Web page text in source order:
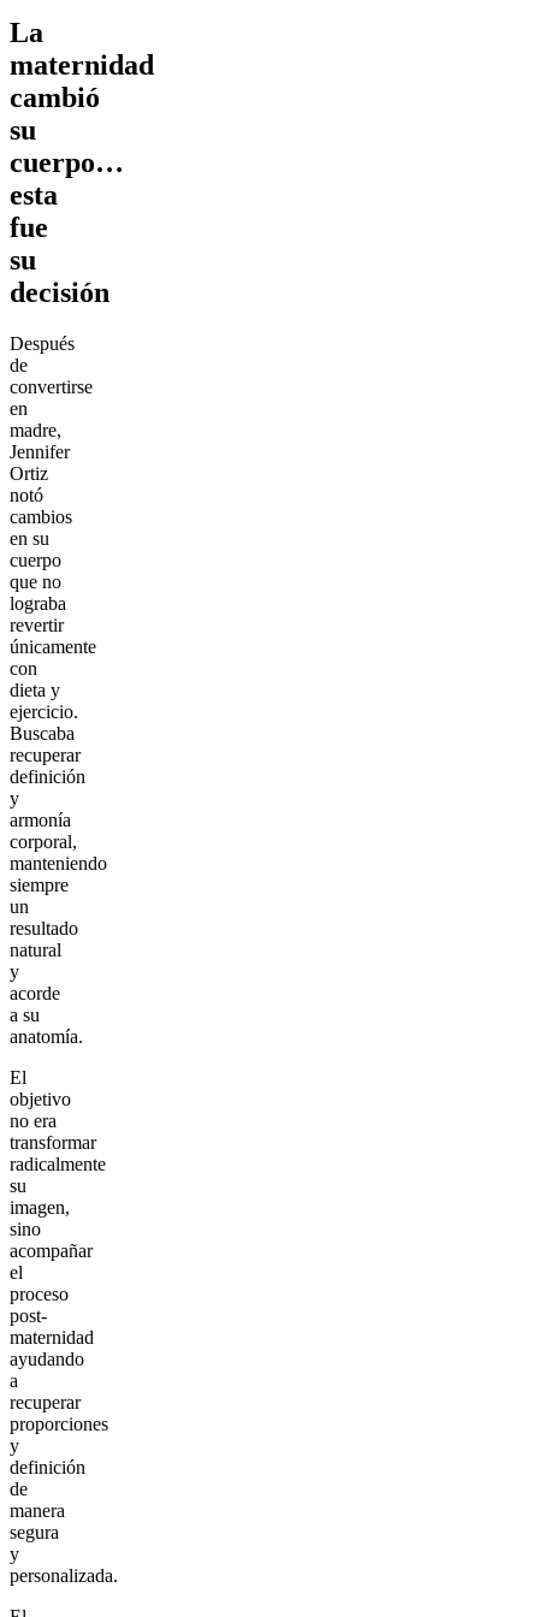
La
maternidad
cambió
su
cuerpo…
esta
fue
su
decisión
Después
de
convertirse
en
madre,
Jennifer
Ortiz
notó
cambios
en su
cuerpo
que no
lograba
revertir
únicamente
con
dieta y
ejercicio.
Buscaba
recuperar
definición
y
armonía
corporal,
manteniendo
siempre
un
resultado
natural
y
acorde
a su
anatomía.
El
objetivo
no era
transformar
radicalmente
su
imagen,
sino
acompañar
el
proceso
post-
maternidad
ayudando
a
recuperar
proporciones
y
definición
de
manera
segura
y
personalizada.